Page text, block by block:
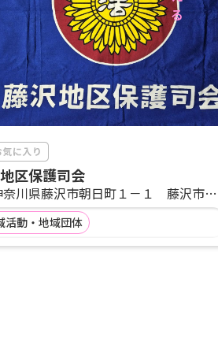
区保護司会
川県藤沢市朝日町１－１ 藤沢市役
庁舎１階 更生保護サポートセンタ
活動・地域団体